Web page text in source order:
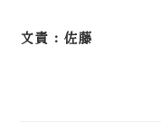
文責：佐藤